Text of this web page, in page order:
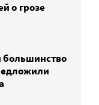
о грозе
большинство